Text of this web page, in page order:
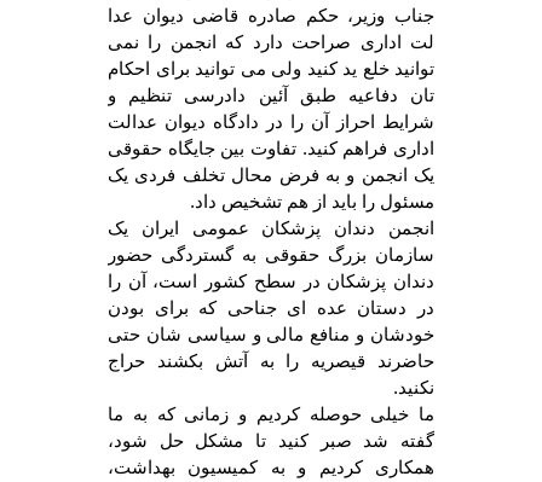
جناب وزیر، حکم صادره قاضی دیوان عدا
لت اداری صراحت دارد که انجمن را نمی
توانید خلع ید کنید ولی می توانید برای احکام
تان دفاعیه طبق آئین دادرسی تنظیم و
شرایط احراز آن را در دادگاه دیوان عدالت
اداری فراهم کنید. تفاوت بین جایگاه حقوقی
یک انجمن و به فرض محال تخلف فردی یک
مسئول را باید از هم تشخیص داد.
انجمن دندان پزشکان عمومی ایران یک
سازمان بزرگ حقوقی به گستردگی حضور
دندان پزشکان در سطح کشور است، آن را
در دستان عده ای جناحی که برای بودن
خودشان و منافع مالی و سیاسی شان حتی
حاضرند قیصریه را به آتش بکشند حراج
نکنید.
ما خیلی حوصله کردیم و زمانی که به ما
گفته شد صبر کنید تا مشکل حل شود،
همکاری کردیم و به کمیسیون بهداشت،